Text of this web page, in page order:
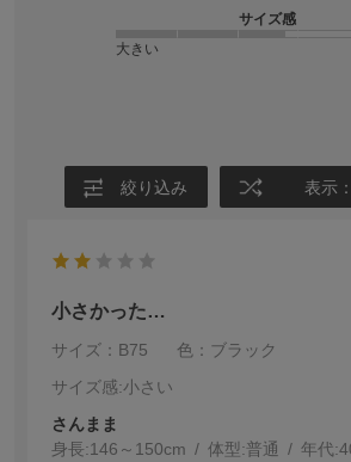
サイズ感
大きい
絞り込み 表示
小さかった…
サイズ：B75
色：ブラック
サイズ感:小さい
さんまま
身長:146～150cm 体型:普通 年代: